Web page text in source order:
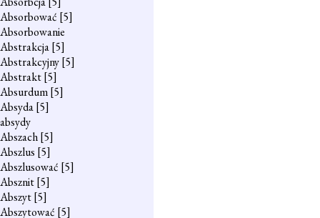
Absorbować [5]
Absorbowanie
Abstrakcja[5]
Abstrakcyjny[5]
Abstrakt[5]
Absurdum[5]
Absyda[5]
absydy
Abszach[5]
Abszlus [5]
Abszlusować [5]
Absznit[5]
Abszyt[5]
Abszytować [5]